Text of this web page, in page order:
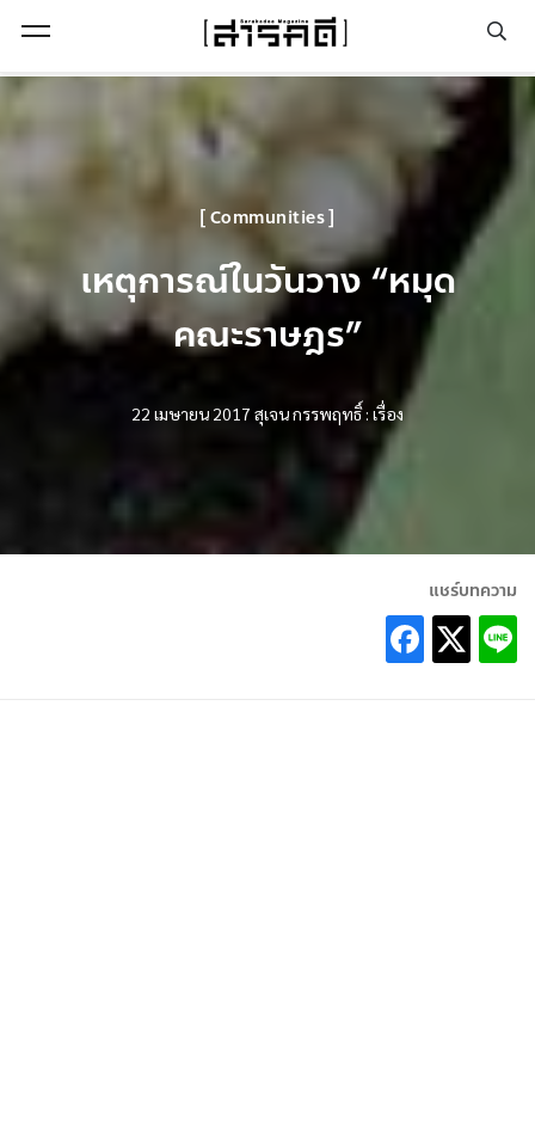
Communities
เหตุการณ์ในวันวาง “หมุด
คณะราษฎร”
22 เมษายน 2017 สุเจน กรรพฤทธิ์ : เรื่อง
แชร์บทความ